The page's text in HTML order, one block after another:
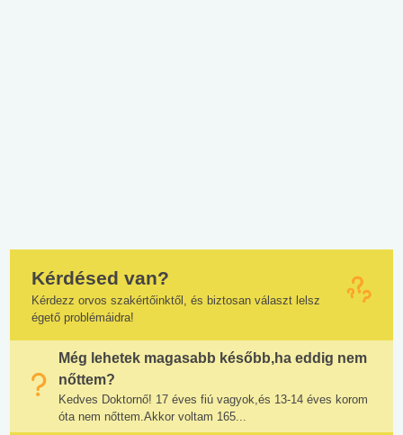
Kérdésed van?
Kérdezz orvos szakértőinktől, és biztosan választ lelsz
égető problémáidra!
Még lehetek magasabb később,ha eddig nem
nőttem?
Kedves Doktornő! 17 éves fiú vagyok,és 13-14 éves korom
óta nem nőttem.Akkor voltam 165...